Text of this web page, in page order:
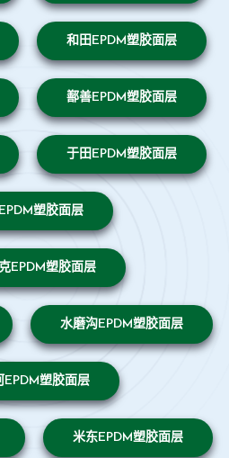
和田EPDM塑胶面层
鄯善EPDM塑胶面层
于田EPDM塑胶面层
塑胶面层
EPDM塑胶面层
水磨沟EPDM塑胶面层
EPDM塑胶面层
米东EPDM塑胶面层